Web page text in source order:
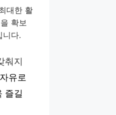
대한 활
확보
니다.
춰지
자유로
즐길